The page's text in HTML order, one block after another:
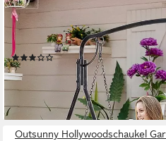
Hollywoodschaukel mit A-
3-Sitzer, Bettfunktion,
Hollywoodschaukel, für Garten,
(2)
218,90 € 365,90 €
-40%
lieferbar - in 2-3 Werktagen bei dir
Outsunny Hollywoodschaukel